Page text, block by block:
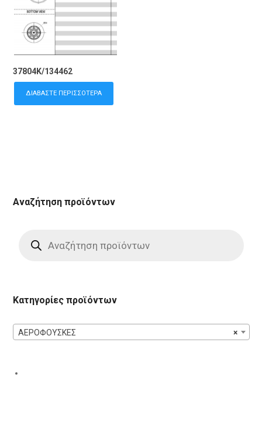
37804K/134462
ΔΙΑΒΆΣΤΕ ΠΕΡΙΣΣΌΤΕΡΑ
Αναζήτηση προϊόντων
search
Κατηγορίες προϊόντων
×
ΑΕΡΟΦΟΥΣΚΕΣ